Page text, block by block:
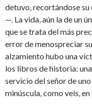
detuvo, recortándose
—. La vida, aún la de un
que se trata del más
error de menospreciar
alzamiento hubo una
los libros de historia:
servicio del señor de
minúscula, como veis,